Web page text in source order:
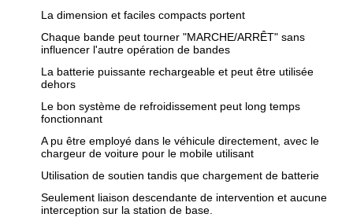
La dimension et faciles compacts portent
Chaque bande peut tourner "MARCHE/ARRÊT" sans
influencer l'autre opération de bandes
La batterie puissante rechargeable et peut être utilisée
dehors
Le bon système de refroidissement peut long temps
fonctionnant
A pu être employé dans le véhicule directement, avec le
chargeur de voiture pour le mobile utilisant
Utilisation de soutien tandis que chargement de batterie
Seulement liaison descendante de intervention et aucune
interception sur la station de base.